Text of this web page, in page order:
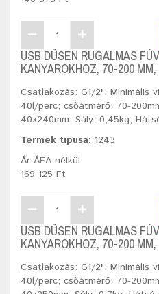
USB DÜSEN RUGALMAS
KANYAROKHOZ, 70-200
Csatlakozás: G1/2"; Minimális
40l/perc; csőátmérő: 70-
40x240mm; Súly: 0,45kg;
Termék típusa: 1243
Ár ÁFA nélkül
169 125 Ft
USB DÜSEN RUGALMAS
KANYAROKHOZ, 70-200
Csatlakozás: G1/2"; Minimális
40l/perc; csőátmérő: 70-